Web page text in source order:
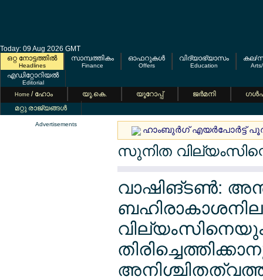
Today: 09 Aug 2026 GMT
ഒറ്റ നോട്ടത്തില്‍
Headlines
സാമ്പത്തികം
Finance
ഓഫറുകള്‍
Offers
വിദ്യാഭ്യാസം
Education
കല/
എഡിറ്റോറിയല്‍
Editorial
Home / ഹോം യൂ.കെ. യൂറോപ്പ് ജര്‍മനി
മറ്റു രാജ്യങ്ങള്‍
Advertisements
ഹാംബുര്‍ഗ് എയര്‍പോര്‍ട്ട്
സുനിത
വാഷിങ്ടണ്‍: